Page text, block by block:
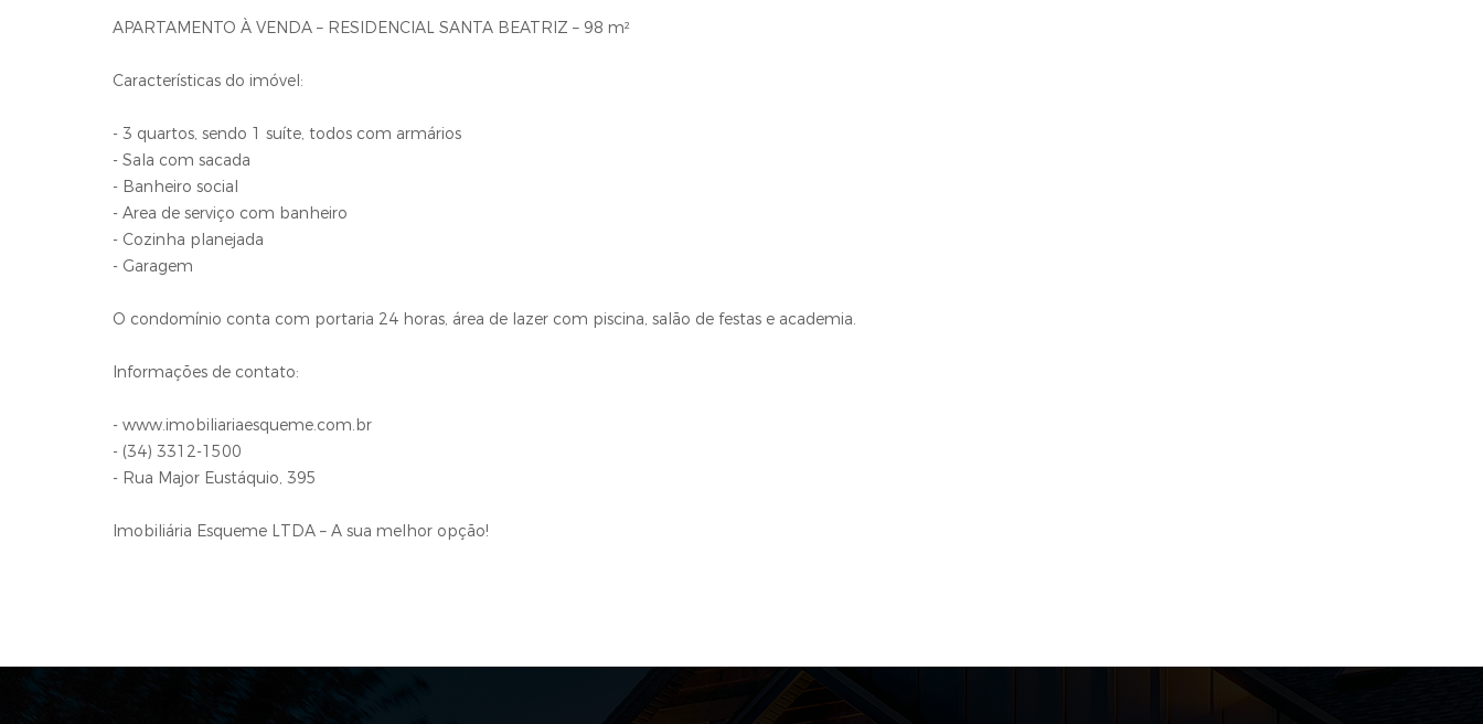
APARTAMENTO À VENDA – RESIDENCIAL SANTA BEATRIZ – 98 m²
Características do imóvel:
- 3 quartos, sendo 1 suíte, todos com armários
- Sala com sacada
- Banheiro social
- Area de serviço com banheiro
- Cozinha planejada
- Garagem
O condomínio conta com portaria 24 horas, área de lazer com piscina, salão de festas e academia.
Informações de contato:
- www.imobiliariaesqueme.com.br
- (34) 3312-1500
- Rua Major Eustáquio, 395
Imobiliária Esqueme LTDA – A sua melhor opção!